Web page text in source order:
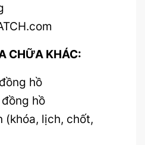
CHỮA KHÁC:
hồ
hồ
(khóa, lịch, chốt,